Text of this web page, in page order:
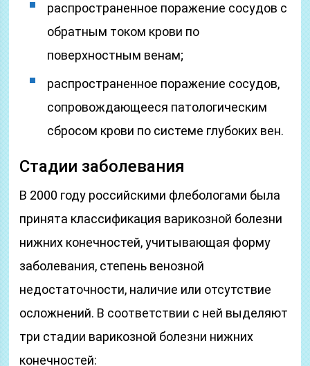
распространенное поражение сосудов с
обратным током крови по
поверхностным венам;
распространенное поражение сосудов,
сопровождающееся патологическим
сбросом крови по системе глубоких вен.
Стадии заболевания
В 2000 году российскими флебологами была
принята классификация варикозной болезни
нижних конечностей, учитывающая форму
заболевания, степень венозной
недостаточности, наличие или отсутствие
осложнений. В соответствии с ней выделяют
три стадии варикозной болезни нижних
конечностей: